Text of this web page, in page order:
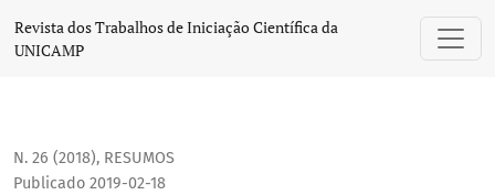
Síntese de nanomateriais baseados em óxido de grafeno
Revista dos Trabalhos de Iniciação Científica da
UNICAMP
N. 26 (2018), RESUMOS
Publicado 2019-02-18